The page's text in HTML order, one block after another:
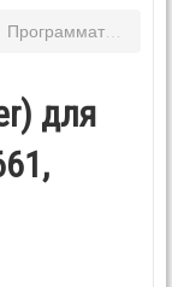
Программатор (Resetter) для чипов картриджей T9661, T9651, T9641 EPSON M5299,M5799
для